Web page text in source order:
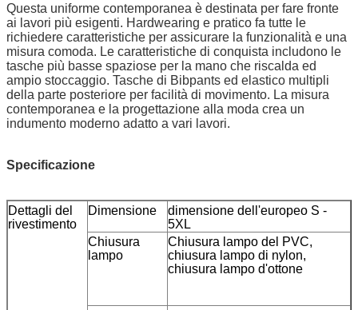
Questa uniforme contemporanea è destinata per fare fronte
ai lavori più esigenti. Hardwearing e pratico fa tutte le
richiedere caratteristiche per assicurare la funzionalità e una
misura comoda. Le caratteristiche di conquista includono le
tasche più basse spaziose per la mano che riscalda ed
ampio stoccaggio. Tasche di Bibpants ed elastico multipli
della parte posteriore per facilità di movimento. La misura
contemporanea e la progettazione alla moda crea un
indumento moderno adatto a vari lavori.
Specificazione
Dettagli del
rivestimento
Dimensione
dimensione dell'europeo S -
5XL
Chiusura
lampo
Chiusura lampo del PVC,
chiusura lampo di nylon,
chiusura lampo d'ottone